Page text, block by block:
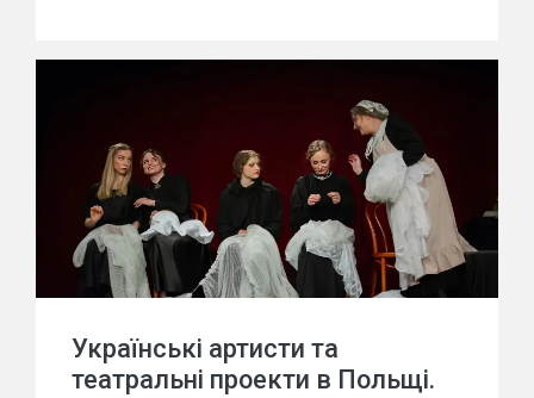
Українські артисти та
театральні проекти в Польщі.